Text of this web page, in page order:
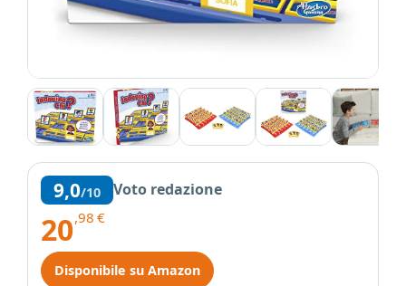
9,0/10 Voto redazione
20,98 €
Disponibile su Amazon